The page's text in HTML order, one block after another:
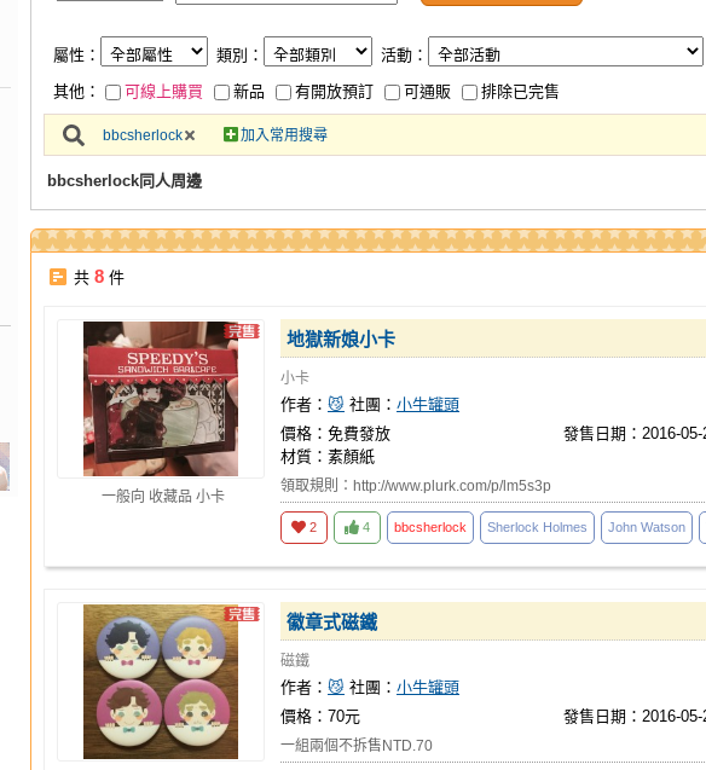
屬性： 類別：
活動：
其他：
可線上購買 新品 有開放預訂 可通販 排除已完售
bbcsherlock 加入常用搜尋
bbcsherlock同人周邊
共 8 件
一般向 收藏品 小卡
地獄新娘小卡
小卡
作者： 😼 社團： 小牛罐頭
價格：免費發放
發售日期：2016-05-
材質：素顏紙
領取規則：http://www.plurk.com/p/lm5s3p
2 4 bbcsherlock Sherlock Holmes John Watson
徽章式磁鐵
磁鐵
作者： 😼 社團： 小牛罐頭
價格：70元
發售日期：2016-05-
一組兩個不拆售NTD.70